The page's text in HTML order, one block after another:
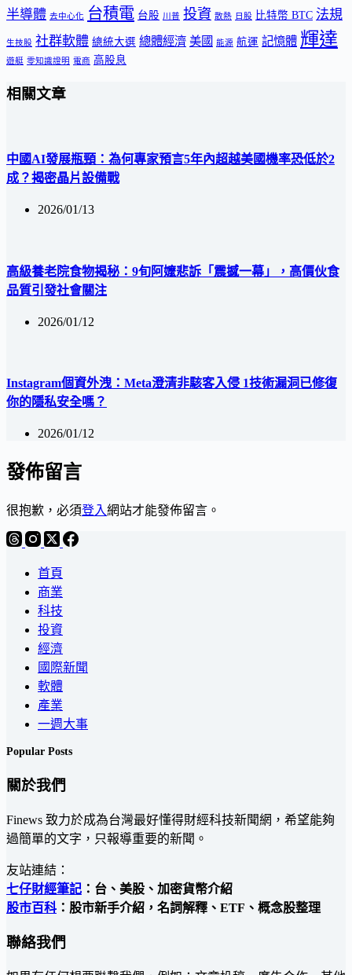
半導體 去中心化 台積電 台股 川普 投資 散熱 日股 比特幣 BTC 法規
生技股 社群軟體 總統大選 總體經濟 美國 能源 航運 記憶體 輝達
遊艇 零知識證明 電商 高股息
相關文章
中國AI發展瓶頸：為何專家預言5年內超越美國機率恐低於2
成？揭密晶片設備戰
2026/01/13
高級養老院食物揭秘：9旬阿嬤悲訴「震撼一幕」，高價伙食
品質引發社會關注
2026/01/12
Instagram個資外洩：Meta澄清非駭客入侵 1技術漏洞已修復
你的隱私安全嗎？
2026/01/12
發佈留言
很抱歉，必須登入網站才能發佈留言。
首頁
商業
科技
投資
經濟
國際新聞
軟體
產業
一週大事
Popular Posts
關於我們
Finews 致力於成為台灣最好懂得財經科技新聞網，希望能夠
過簡單的文字，只報導重要的新聞。
友站連結：
七仔財經筆記 ：台、美股、加密貨幣介紹
股市百科 ：股市新手介紹，名詞解釋、ETF、概念股整理
聯絡我們